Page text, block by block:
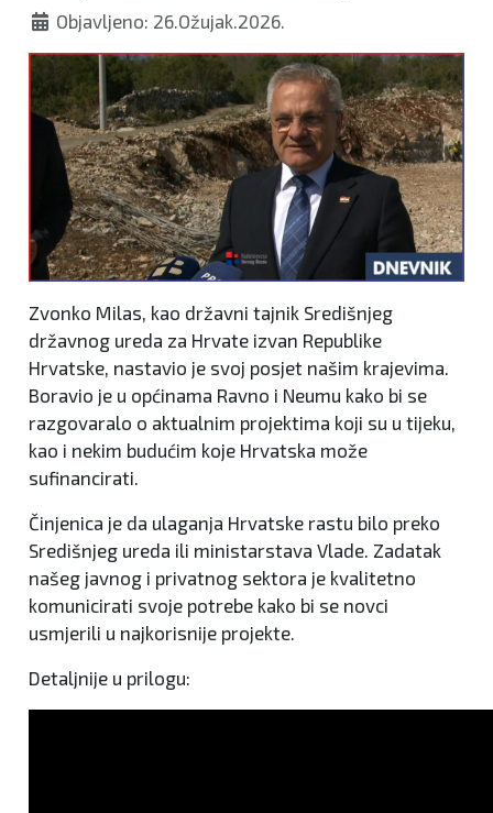
Objavljeno: 26.Ožujak.2026.
Zvonko Milas, kao državni tajnik Središnjeg
državnog ureda za Hrvate izvan Republike
Hrvatske, nastavio je svoj posjet našim krajevima.
Boravio je u općinama Ravno i Neumu kako bi se
razgovaralo o aktualnim projektima koji su u tijeku,
kao i nekim budućim koje Hrvatska može
sufinancirati.
Činjenica je da ulaganja Hrvatske rastu bilo preko
Središnjeg ureda ili ministarstava Vlade. Zadatak
našeg javnog i privatnog sektora je kvalitetno
komunicirati svoje potrebe kako bi se novci
usmjerili u najkorisnije projekte.
Detaljnije u prilogu: